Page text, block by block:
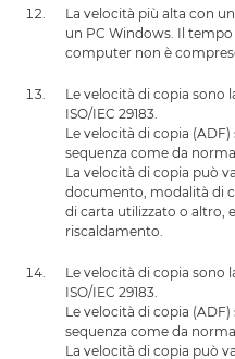
La velocità più alta con
un PC Windows. Il
computer non è
Le velocità di copia sono
ISO/IEC 29183.
Le velocità di copia
sequenza come da
La velocità di copia può
documento, modalità di
di carta utilizzato o altro,
riscaldamento.
Le velocità di copia sono
ISO/IEC 29183.
Le velocità di copia
sequenza come da
La velocità di copia può